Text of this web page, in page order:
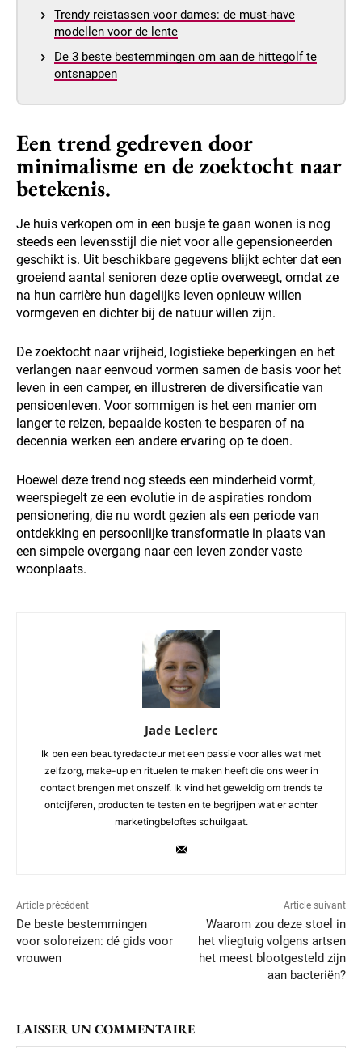
Trendy reistassen voor dames: de must-have
modellen voor de lente
De 3 beste bestemmingen om aan de hittegolf te
ontsnappen
Een trend gedreven door
minimalisme en de zoektocht naar
betekenis.
Je huis verkopen om in een busje te gaan wonen is nog
steeds een levensstijl die niet voor alle gepensioneerden
geschikt is. Uit beschikbare gegevens blijkt echter dat een
groeiend aantal senioren deze optie overweegt, omdat ze
na hun carrière hun dagelijks leven opnieuw willen
vormgeven en dichter bij de natuur willen zijn.
De zoektocht naar vrijheid, logistieke beperkingen en het
verlangen naar eenvoud vormen samen de basis voor het
leven in een camper, en illustreren de diversificatie van
pensioenleven. Voor sommigen is het een manier om
langer te reizen, bepaalde kosten te besparen of na
decennia werken een andere ervaring op te doen.
Hoewel deze trend nog steeds een minderheid vormt,
weerspiegelt ze een evolutie in de aspiraties rondom
pensionering, die nu wordt gezien als een periode van
ontdekking en persoonlijke transformatie in plaats van
een simpele overgang naar een leven zonder vaste
woonplaats.
Jade Leclerc
Ik ben een beautyredacteur met een passie voor alles wat met
zelfzorg, make-up en rituelen te maken heeft die ons weer in
contact brengen met onszelf. Ik vind het geweldig om trends te
ontcijferen, producten te testen en te begrijpen wat er achter
marketingbeloftes schuilgaat.
Article précédent
De beste bestemmingen
voor soloreizen: dé gids voor
vrouwen
Article suivant
Waarom zou deze stoel in
het vliegtuig volgens artsen
het meest blootgesteld zijn
aan bacteriën?
LAISSER UN COMMENTAIRE